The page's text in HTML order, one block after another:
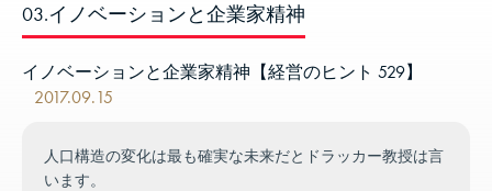
03.イノベーションと企業家精神
イノベーションと企業家精神【経営のヒント 529】
2017.09.15
人口構造の変化は最も確実な未来だとドラッカー教授は言
います。